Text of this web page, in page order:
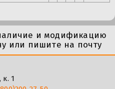
и модификацию
или пишите на почту
1